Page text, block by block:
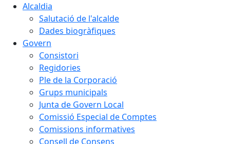
Alcaldia
Salutació de l'alcalde
Dades biogràfiques
Govern
Consistori
Regidories
Ple de la Corporació
Grups municipals
Junta de Govern Local
Comissió Especial de Comptes
Comissions informatives
Consell de Consens